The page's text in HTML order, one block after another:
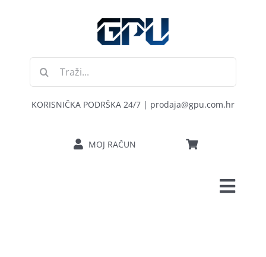
Traži...
KORISNIČKA PODRŠKA 24/7 | prodaja@gpu.com.hr
MOJ RAČUN